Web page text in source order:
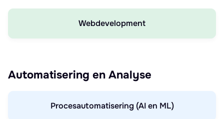
Webdevelopment
Automatisering en Analyse
Procesautomatisering (AI en ML)